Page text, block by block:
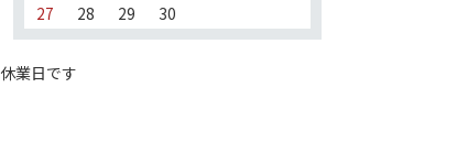
27
28 29 30
業日です